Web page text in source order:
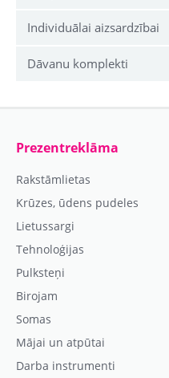
Individuālai aizsardzībai
Dāvanu komplekti
Prezentreklāma
Rakstāmlietas
Krūzes, ūdens pudeles
Lietussargi
Tehnoloģijas
Pulksteņi
Birojam
Somas
Mājai un atpūtai
Darba instrumenti